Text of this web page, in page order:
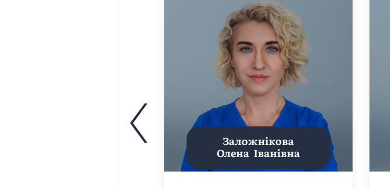
Заложнікова
Олена Іванівна